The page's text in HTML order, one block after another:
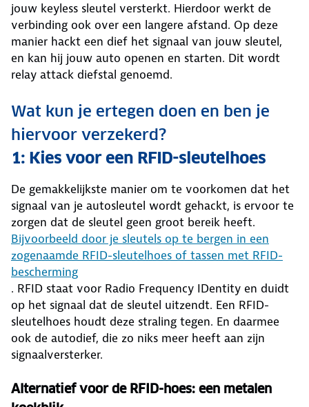
jouw keyless sleutel versterkt. Hierdoor werkt de
verbinding ook over een langere afstand. Op deze
manier hackt een dief het signaal van jouw sleutel,
en kan hij jouw auto openen en starten. Dit wordt
relay attack diefstal genoemd.
Wat kun je ertegen doen en ben je
hiervoor verzekerd?
1: Kies voor een RFID-sleutelhoes
De gemakkelijkste manier om te voorkomen dat het
signaal van je autosleutel wordt gehackt, is ervoor te
zorgen dat de sleutel geen groot bereik heeft.
Bijvoorbeeld door je sleutels op te bergen in een
zogenaamde RFID-sleutelhoes of tassen met RFID-
bescherming
. RFID staat voor Radio Frequency IDentity en duidt
op het signaal dat de sleutel uitzendt. Een RFID-
sleutelhoes houdt deze straling tegen. En daarmee
ook de autodief, die zo niks meer heeft aan zijn
signaalversterker.
Alternatief voor de RFID-hoes: een metalen